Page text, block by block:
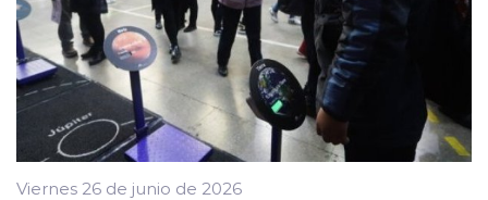
Viernes 26 de junio de 2026